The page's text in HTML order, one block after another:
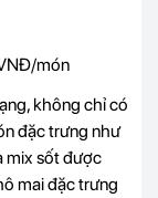
món
không chỉ có
đặc trưng như
mix sốt được
mai đặc trưng